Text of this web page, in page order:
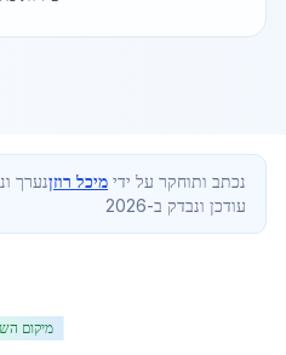
נכתב ותוחקר על ידי מיכל רוזןנערך
עודכן ונבדק ב-2026
מיקום